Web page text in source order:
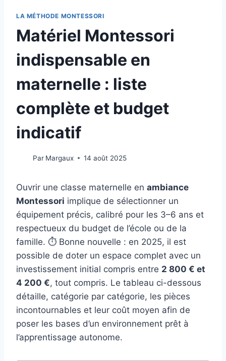
LA MÉTHODE MONTESSORI
Matériel Montessori
indispensable en
maternelle : liste
complète et budget
indicatif
Par Margaux 14 août 2025
Ouvrir une classe maternelle en ambiance
Montessori implique de sélectionner un
équipement précis, calibré pour les 3–6 ans et
respectueux du budget de l’école ou de la
famille. ⏱️ Bonne nouvelle : en 2025, il est
possible de doter un espace complet avec un
investissement initial compris entre 2 800 € et
4 200 €, tout compris. Le tableau ci-dessous
détaille, catégorie par catégorie, les pièces
incontournables et leur coût moyen afin de
poser les bases d’un environnement prêt à
l’apprentissage autonome.